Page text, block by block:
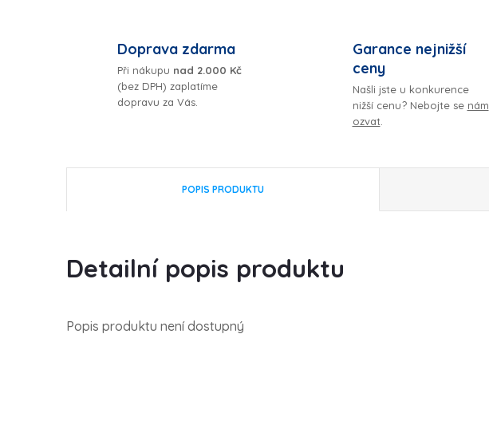
Doprava zdarma
Při nákupu nad 2.000 Kč
(bez DPH) zaplatíme
dopravu za Vás.
Garance nejnižší
ceny
Našli jste u konkurence
nižší cenu? Nebojte se nám
ozvat
POPIS PRODUKTU
Detailní popis produktu
Popis produktu není dostupný